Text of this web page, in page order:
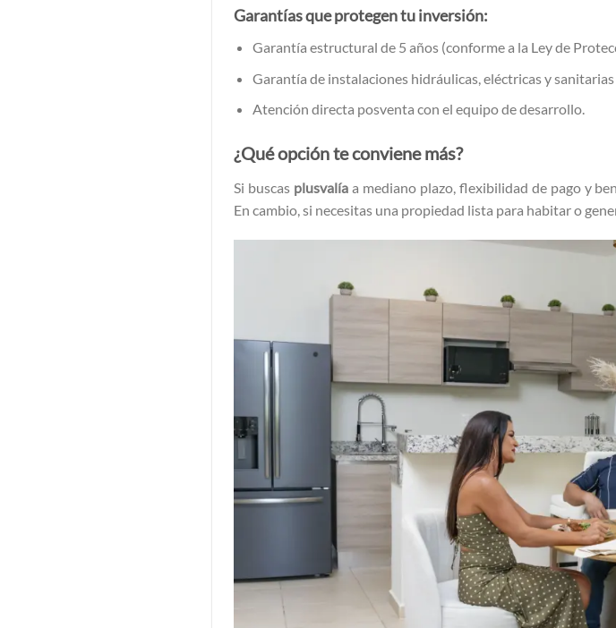
Garantías que protegen tu inversión:
Garantía estructural de 5 años (conforme a la Ley de
Garantía de instalaciones hidráulicas, eléctricas y
Atención directa posventa con el equipo de desarrollo.
¿Qué opción te conviene más?
Si buscas plusvalíaa mediano plazo, flexibilidad de pago y
En cambio, si necesitas una propiedad lista para habitar o